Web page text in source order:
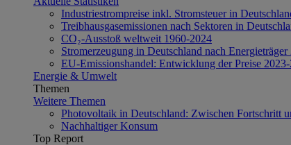
Industriestrompreise inkl. Stromsteuer in
Treibhausgasemissionen nach Sektoren in
CO₂-Ausstoß weltweit 1960-2024
Stromerzeugung in Deutschland nach
EU-Emissionshandel: Entwicklung der Preise
Energie & Umwelt
Themen
Weitere Themen
Photovoltaik in Deutschland: Zwischen Fortschritt
Nachhaltiger Konsum
Top Report